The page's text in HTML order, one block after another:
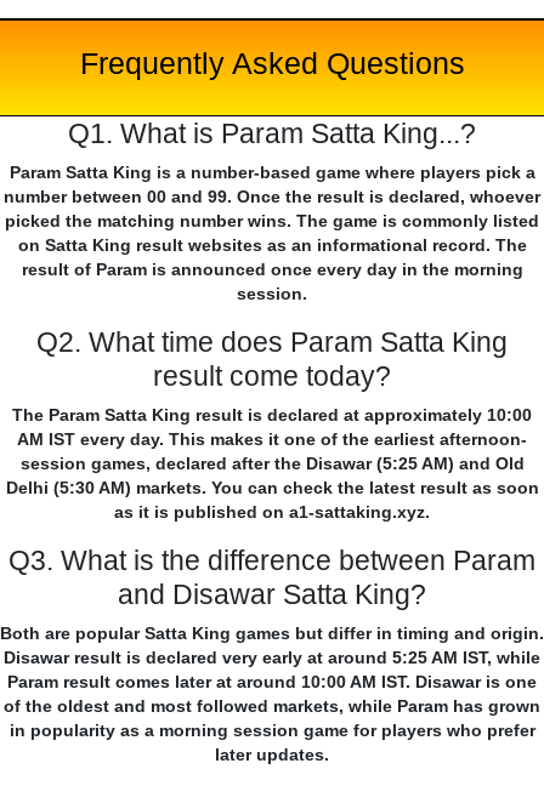
Frequently Asked Questions
Q1. What is Param Satta King...?
Param Satta King is a number-based game where players pick a
number between 00 and 99. Once the result is declared, whoever
picked the matching number wins. The game is commonly listed
on Satta King result websites as an informational record. The
result of Param is announced once every day in the morning
session.
Q2. What time does Param Satta King
result come today?
The Param Satta King result is declared at approximately 10:00
AM IST every day. This makes it one of the earliest afternoon-
session games, declared after the Disawar (5:25 AM) and Old
Delhi (5:30 AM) markets. You can check the latest result as soon
as it is published on a1-sattaking.xyz.
Q3. What is the difference between Param
and Disawar Satta King?
Both are popular Satta King games but differ in timing and origin.
Disawar result is declared very early at around 5:25 AM IST, while
Param result comes later at around 10:00 AM IST. Disawar is one
of the oldest and most followed markets, while Param has grown
in popularity as a morning session game for players who prefer
later updates.